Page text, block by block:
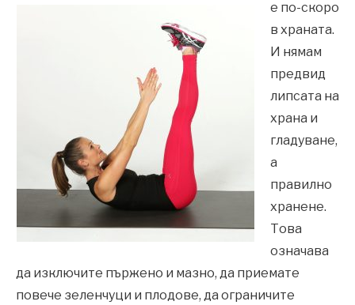
е по-скоро
в храната.
И нямам
предвид
липсата на
храна и
гладуване,
а
правилно
хранене.
Това
означава
да изключите пържено и мазно, да приемате
повече зеленчуци и плодове, да ограничите